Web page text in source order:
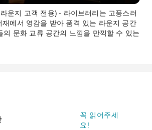
운지 고객 전용) - 라이브러리는 고풍스러
에서 영감을 받아 품격 있는 라운지 공간
의 문화 교류 공간의 느낌을 만끽할 수 있는
꼭 읽어주세
요!